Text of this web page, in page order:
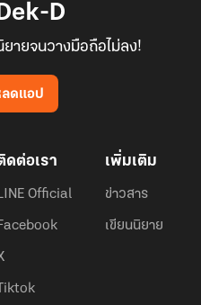
D
ายจนวางมือถือไม่ลง!
ลดแอป
ดต่อเรา
Official
Tiktok
เพิ่มเติม
ข่าวสาร
เขียนนิยาย